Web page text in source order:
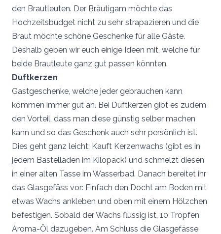
den Brautleuten. Der Bräutigam möchte das
Hochzeitsbudget nicht zu sehr strapazieren und die
Braut möchte schöne Geschenke für alle Gäste.
Deshalb geben wir euch einige Ideen mit, welche für
beide Brautleute ganz gut passen könnten.
Duftkerzen
Gastgeschenke, welche jeder gebrauchen kann
kommen immer gut an. Bei Duftkerzen gibt es zudem
den Vorteil, dass man diese günstig selber machen
kann und so das Geschenk auch sehr persönlich ist.
Dies geht ganz leicht: Kauft Kerzenwachs (gibt es in
jedem Bastelladen im Kilopack) und schmelzt diesen
in einer alten Tasse im Wasserbad. Danach bereitet ihr
das Glasgefäss vor: Einfach den Docht am Boden mit
etwas Wachs ankleben und oben mit einem Hölzchen
befestigen. Sobald der Wachs flüssig ist, 10 Tropfen
Aroma-Öl dazugeben. Am Schluss die Glasgefässe